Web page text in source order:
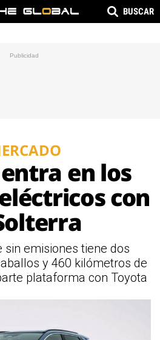
BUSCAR
en los
con
sin emisiones tiene dos
y 460 kilómetros de
plataforma con Toyota